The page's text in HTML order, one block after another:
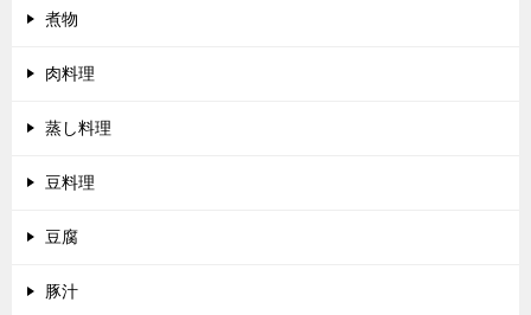
煮物
肉料理
蒸し料理
豆料理
豆腐
豚汁